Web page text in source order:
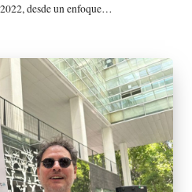
desde un enfoque…